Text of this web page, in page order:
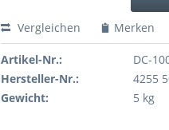
Vergleichen Merken
Artikel-Nr.:
DC-
Hersteller-Nr.:
4255
Gewicht:
5 kg